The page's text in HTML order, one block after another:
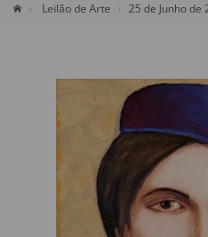
Leilão de Arte 25 de Junho de